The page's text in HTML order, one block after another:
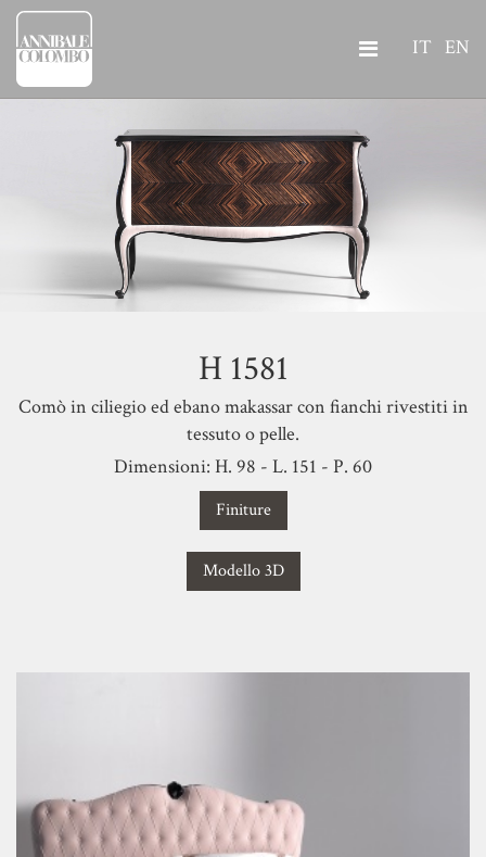
IT EN
H 1581
Comò in ciliegio ed ebano makassar con fianchi rivestiti in
tessuto o pelle.
Dimensioni: H. 98 - L. 151 - P. 60
Finiture
Modello 3D